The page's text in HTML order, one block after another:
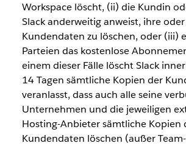
Workspace löscht, (ii) die Kundin
Slack anderweitig anweist, ihre
Kundendaten zu löschen, oder (iii)
Parteien das kostenlose
einem dieser Fälle löscht Slack
14 Tagen sämtliche Kopien der
veranlasst, dass auch alle seine
Unternehmen und die jeweiligen
Hosting-Anbieter sämtliche Kopien
Kundendaten löschen (außer